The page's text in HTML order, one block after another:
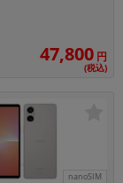
47,800 円
(税込)
nanoSIM